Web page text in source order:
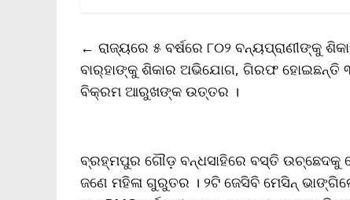
o
o
k
e
r
A
p
p
i
n
k
F
r
i
e
← ରାଜ୍ୟରେ ୫ ବର୍ଷରେ ୮୦୨ ବନ୍ୟପ୍ରାଣୀଙ୍କୁ
ବାର୍‌ହାଙ୍କୁ ଶିକାର ଅଭିଯୋଗ, ଗିରଫ ହୋଇଛନ୍ତି
ବିକ୍ରମ ଆରୁଖଙ୍କ ଉତ୍ତର ।
ବ୍ରହ୍ମପୁର ଗୌଡ଼ ବନ୍ଧସାହିରେ ବସ୍ତି ଉଚ୍ଛେଦକୁ
ଜଣେ ମହିଳା ଗୁରୁତର । ୨ଟି ଜେସିବି ମେସିନ୍‌